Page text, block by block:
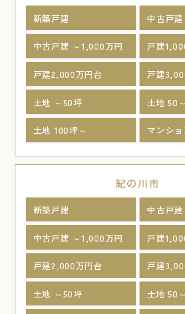
新築戸建 中古戸建
中古戸建 ～1,000万円 戸建
戸建2,000万円台 戸建
土地 ～50坪 土地 50
土地 100坪～ マンショ
紀の川市
新築戸建 中古戸建
中古戸建 ～1,000万円 戸建
戸建2,000万円台 戸建
土地 ～50坪 土地 50